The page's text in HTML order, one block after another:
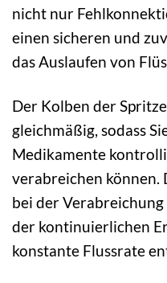
nicht nur
einen sicheren und
das Auslaufen von
Der Kolben der
gleichmäßig, sodass
Medikamente
verabreichen können.
bei der
der kontinuierlichen
konstante Flussrate